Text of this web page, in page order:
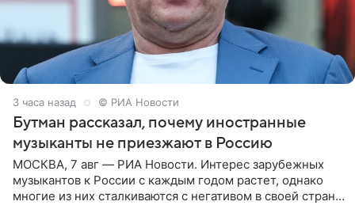
3 часа назад © РИА Новости
Бутман рассказал, почему иностранные
музыканты не приезжают в Россию
МОСКВА, 7 авг — РИА Новости. Интерес зарубежных
музыкантов к России с каждым годом растет, однако
многие из них сталкиваются с негативом в своей стране